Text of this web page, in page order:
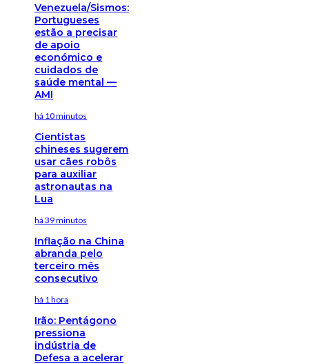
Venezuela/Sismos:
Portugueses
estão a precisar
de apoio
económico e
cuidados de
saúde mental —
AMI
há 10 minutos
Cientistas
chineses sugerem
usar cães robôs
para auxiliar
astronautas na
Lua
há 39 minutos
Inflação na China
abranda pelo
terceiro mês
consecutivo
há 1 hora
Irão: Pentágono
pressiona
indústria de
Defesa a acelerar